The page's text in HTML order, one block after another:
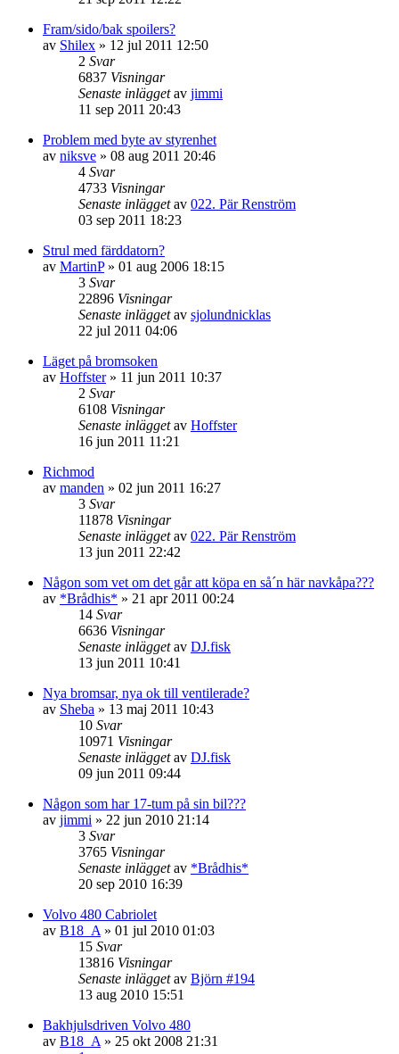
Fram/sido/bak spoilers?
av Shilex » 12 jul 2011 12:50
2 Svar
6837 Visningar
Senaste inläggetav jimmi
11 sep 2011 20:43
Problem med byte av styrenhet
av niksve » 08 aug 2011 20:46
4 Svar
4733 Visningar
Senaste inläggetav 022. Pär Renström
03 sep 2011 18:23
Strul med färddatorn?
av MartinP» 01 aug 2006 18:15
3 Svar
22896 Visningar
Senaste inläggetav sjolundnicklas
22 jul 2011 04:06
Läget på bromsoken
av Hoffster» 11 jun 2011 10:37
2 Svar
6108 Visningar
Senaste inläggetav Hoffster
16 jun 2011 11:21
Richmod
av manden » 02 jun 2011 16:27
3 Svar
11878 Visningar
Senaste inläggetav 022. Pär Renström
13 jun 2011 22:42
Någon som vet om det går att köpa en så´n här navkåpa???
av *Brådhis* » 21 apr 2011 00:24
14 Svar
6636 Visningar
Senaste inläggetav DJ.fisk
13 jun 2011 10:41
Nya bromsar, nya ok till ventilerade?
av Sheba » 13 maj 2011 10:43
10 Svar
10971 Visningar
Senaste inläggetav DJ.fisk
09 jun 2011 09:44
Någon som har 17-tum på sin bil???
av jimmi » 22 jun 2010 21:14
3 Svar
3765 Visningar
Senaste inläggetav *Brådhis*
20 sep 2010 16:39
Volvo 480 Cabriolet
av B18_A » 01 jul 2010 01:03
15 Svar
13816 Visningar
Senaste inläggetav Björn #194
13 aug 2010 15:51
Bakhjulsdriven Volvo 480
av B18_A » 25 okt 2008 21:31